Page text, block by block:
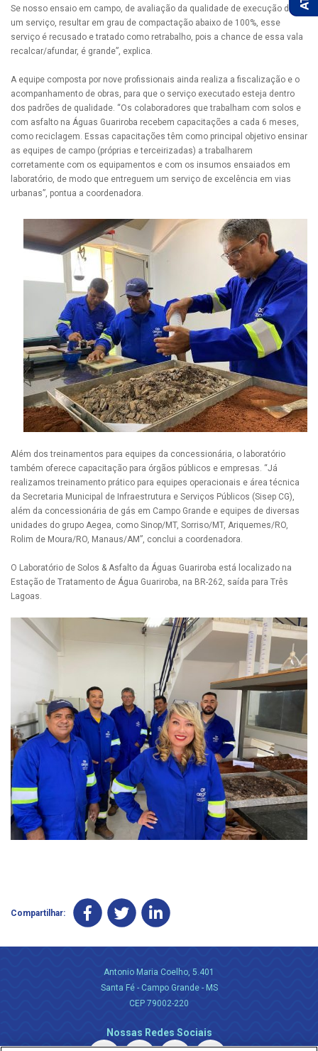
Se nosso ensaio em campo, de avaliação da qualidade de execução de
um serviço, resultar em grau de compactação abaixo de 100%, esse
serviço é recusado e tratado como retrabalho, pois a chance de essa vala
recalcar/afundar, é grande”, explica.
A equipe composta por nove profissionais ainda realiza a fiscalização e o
acompanhamento de obras, para que o serviço executado esteja dentro
dos padrões de qualidade. “Os colaboradores que trabalham com solos e
com asfalto na Águas Guariroba recebem capacitações a cada 6 meses,
como reciclagem. Essas capacitações têm como principal objetivo ensinar
as equipes de campo (próprias e terceirizadas) a trabalharem
corretamente com os equipamentos e com os insumos ensaiados em
laboratório, de modo que entreguem um serviço de excelência em vias
urbanas”, pontua a coordenadora.
Além dos treinamentos para equipes da concessionária, o laboratório
também oferece capacitação para órgãos públicos e empresas. “Já
realizamos treinamento prático para equipes operacionais e área técnica
da Secretaria Municipal de Infraestrutura e Serviços Públicos (Sisep CG),
além da concessionária de gás em Campo Grande e equipes de diversas
unidades do grupo Aegea, como Sinop/MT, Sorriso/MT, Ariquemes/RO,
Rolim de Moura/RO, Manaus/AM”, conclui a coordenadora.
O Laboratório de Solos & Asfalto da Águas Guariroba está localizado na
Estação de Tratamento de Água Guariroba, na BR-262, saída para Três
Lagoas.
Compartilhar:
Antonio Maria Coelho, 5.401
Santa Fé - Campo Grande - MS
CEP 79002-220
Nossas Redes Sociais